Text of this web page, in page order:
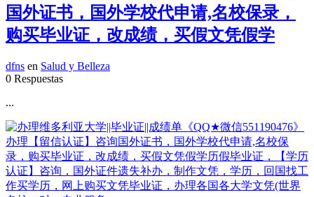
国外证书，国外学校代申请,名校保录，
购买毕业证，改成绩，买假文凭假学
dfns en Salud y Belleza
0 Respuestas
...